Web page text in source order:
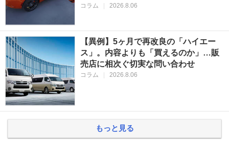
コラム | 2026.8.06
【異例】5ヶ月で再改良の「ハイエー
ス」。内容よりも「買えるのか」…販
売店に相次ぐ切実な問い合わせ
コラム | 2026.8.06
もっと見る